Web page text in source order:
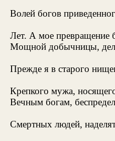
Волей богов
Лет. А мое
Мощной добычницы,
Прежде я в старого
Крепкого мужа,
Вечным богам,
Смертных людей,